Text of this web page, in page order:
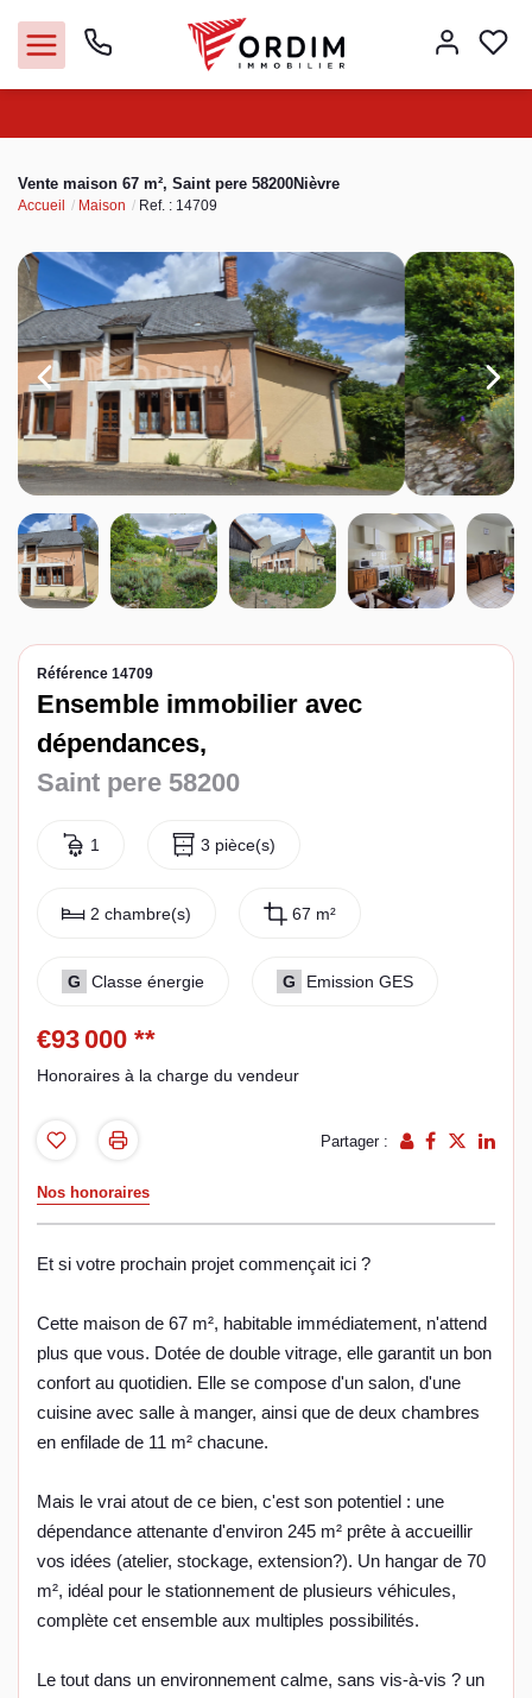
Acheter
Louer
Vendre
Immobilier pro
Faire gérer
Syndic
Espace client
Vente maison 67 m², Saint pere 58200Nièvre
Accueil Maison Ref. : 14709
Référence 14709
Ensemble immobilier avec
dépendances,
Saint pere 58200
1 3 pièce(s)
2 chambre(s) 67 m²
G Classe énergie G Emission GES
€93 000 **
Honoraires à la charge du vendeur
Partager :
Nos honoraires
Et si votre prochain projet commençait ici ?
Cette maison de 67 m², habitable immédiatement, n'attend
plus que vous. Dotée de double vitrage, elle garantit un bon
confort au quotidien. Elle se compose d'un salon, d'une
cuisine avec salle à manger, ainsi que de deux chambres
en enfilade de 11 m² chacune.
Mais le vrai atout de ce bien, c'est son potentiel : une
dépendance attenante d'environ 245 m² prête à accueillir
vos idées (atelier, stockage, extension?). Un hangar de 70
m², idéal pour le stationnement de plusieurs véhicules,
complète cet ensemble aux multiples possibilités.
Le tout dans un environnement calme, sans vis-à-vis ? un